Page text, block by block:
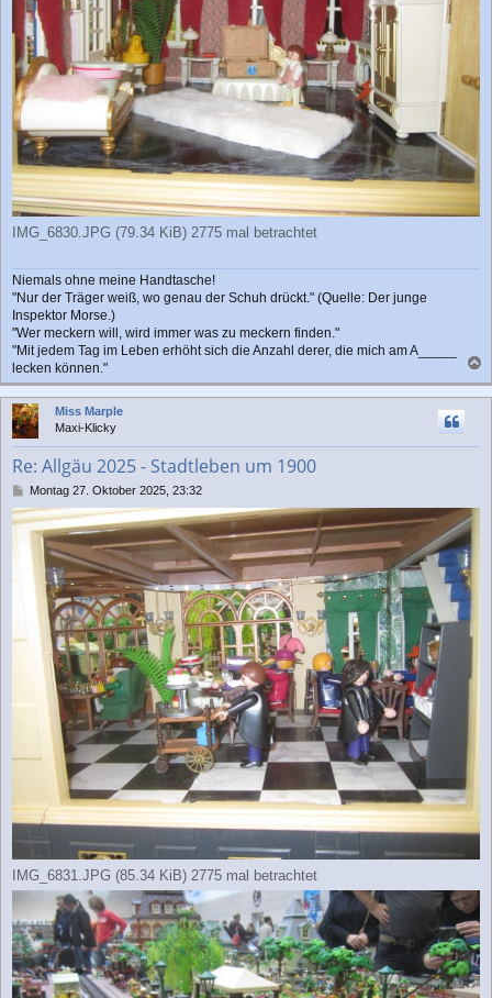
IMG_6830.JPG (79.34 KiB) 2775 mal betrachtet
Niemals ohne meine Handtasche!
"Nur der Träger weiß, wo genau der Schuh drückt." (Quelle: Der junge
Inspektor Morse.)
"Wer meckern will, wird immer was zu meckern finden."
"Mit jedem Tag im Leben erhöht sich die Anzahl derer, die mich am A_____
lecken können."
a
c
Miss Marple
Maxi-Klicky
Re: Allgäu 2025 - Stadtleben um 1900
B
e
i
Montag 27. Oktober 2025, 23:32
IMG_6831.JPG (85.34 KiB) 2775 mal betrachtet